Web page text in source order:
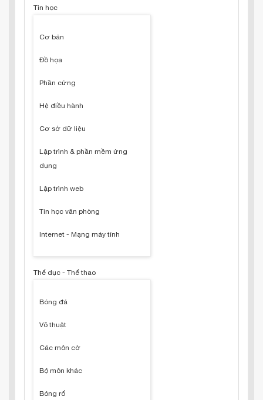
Tin học
Cơ bản
Đồ họa
Phần cứng
Hệ điều hành
Cơ sở dữ liệu
Lập trình & phần mềm ứng
dụng
Lập trình web
Tin học văn phòng
Internet - Mạng máy tính
Thể dục - Thể thao
Bóng đá
Võ thuật
Các môn cờ
Bộ môn khác
Bóng rổ